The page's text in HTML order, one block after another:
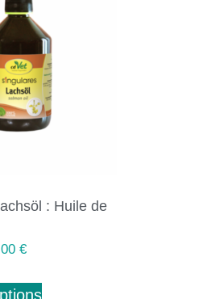
: Huile de
€